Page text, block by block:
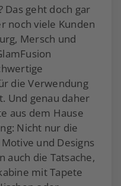
Das geht doch gar
noch viele Kunden
Mersch und
die Verwendung
Und genau daher
aus dem Hause
Nicht nur die
und Designs
auch die Tatsache,
mit Tapete